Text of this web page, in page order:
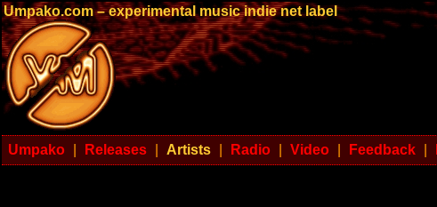
Umpako.com – experimental music indie net label
Umpako Releases Artists Radio Video Feedback